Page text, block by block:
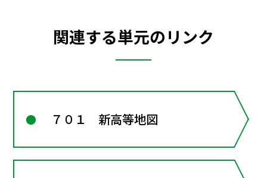
関連する単元のリンク
７０１ 新高等地図